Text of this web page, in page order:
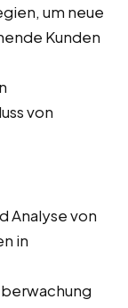
um neue
Kunden
von
Analyse von
in